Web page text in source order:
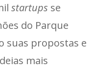
startups se
do Parque
suas propostas e
mais